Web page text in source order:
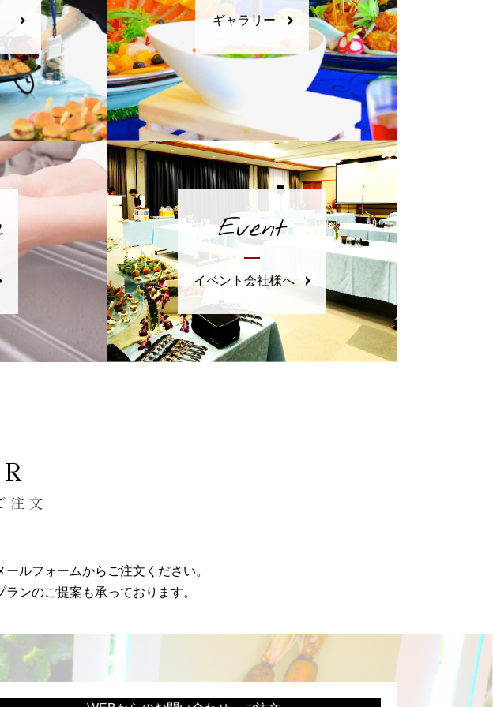
ギャラリー
Event
イベント会社様へ
ルフォームからご注文ください。
ンのご提案も承っております。